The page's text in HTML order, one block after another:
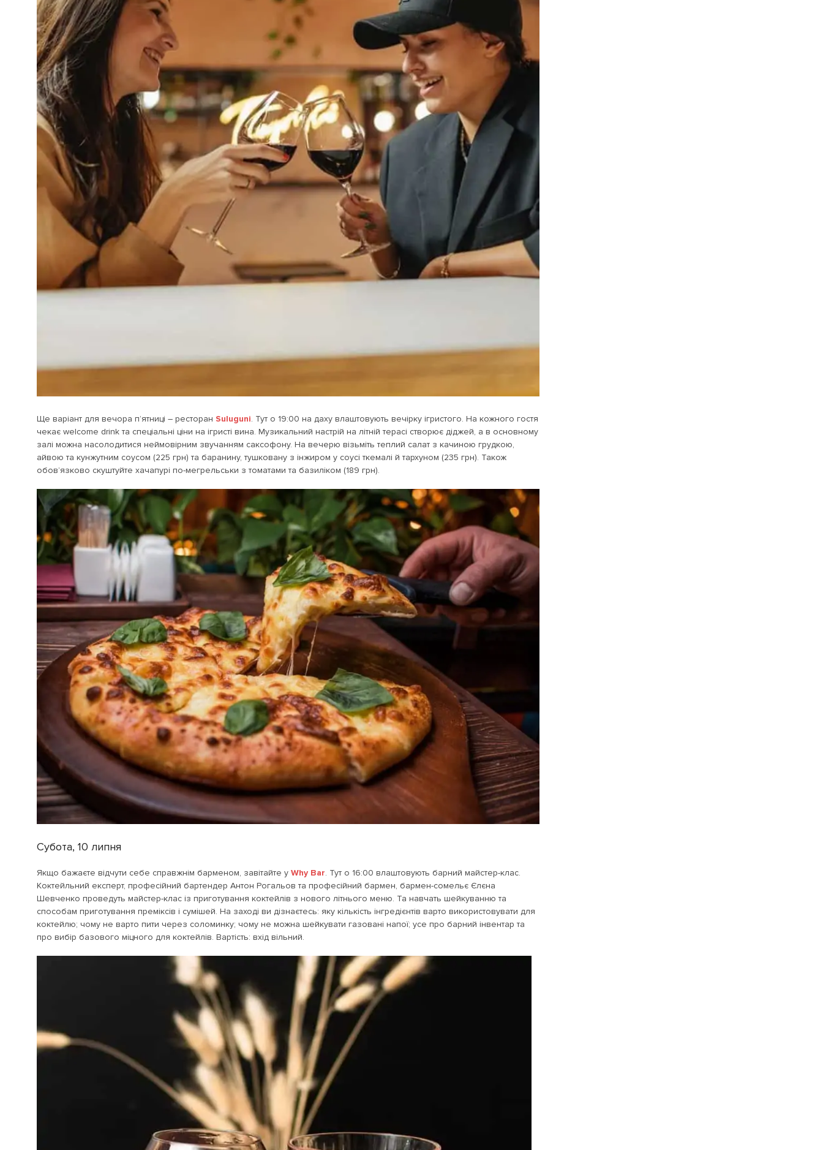
Ще варіант для вечора п’ятниці – ресторан Suluguni. Тут о 19:00 на даху влаштовують вечірку ігристого. На кожного гостя
чекає welcome drink та спеціальні ціни на ігристі вина. Музикальний настрій на літній терасі створює діджей, а в основному
залі можна насолодитися неймовірним звучанням саксофону. На вечерю візьміть теплий салат з качиною грудкою,
айвою та кунжутним соусом (225 грн) та баранину, тушковану з інжиром у соусі ткемалі й тархуном (235 грн). Також
обов’язково скуштуйте хачапурі по-мегрельськи з томатами та базиліком (189 грн).
Субота, 10 липня
Якщо бажаєте відчути себе справжнім барменом, завітайте у Why Bar. Тут о 16:00 влаштовують барний майстер-клас.
Коктейльний експерт, професійний бартендер Антон Рогальов та професійний бармен, бармен-сомельє Єлєна
Шевченко проведуть майстер-клас із приготування коктейлів з нового літнього меню. Та навчать шейкуванню та
способам приготування преміксів і сумішей. На заході ви дізнаєтесь: яку кількість інгредієнтів варто використовувати для
коктейлю; чому не варто пити через соломинку; чому не можна шейкувати газовані напої; усе про барний інвентар та
про вибір базового міцного для коктейлів. Вартість: вхід вільний.